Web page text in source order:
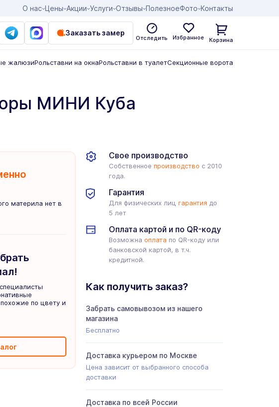
О нас Цены Акции Услуги Отзывы ПолезноеФото Контакты
Заказать замер
Отследить Избранное Корзина
жалюзиРольставни на окнаРольставни в туалетСекционные ворота
МИНИ Куба
материла нет в
по цвету и
Свое производство
Собственноепроизводство с 2010
года.
Гарантия
Для физических лицгарантия до
5 лет
Оплата картой и по QR-коду
Возможнаоплата по QR-коду или
банковской картой, в т.ч.
кредитной.
Как получить заказ?
Забрать самовывозом из нашего
магазина
Бесплатно
Доставка курьером по Москве
Цена зависит от выбранного способа
доставки
Доставка по всей России